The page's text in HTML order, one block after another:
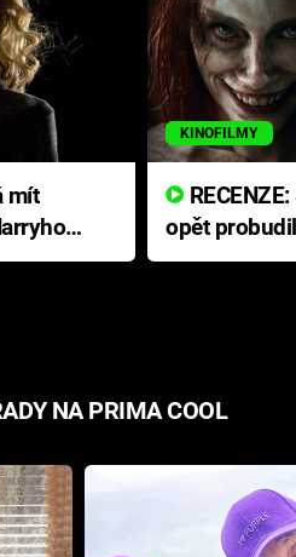
mít
KINOFILMY
opět
přichází s
NA PRIMA COOL